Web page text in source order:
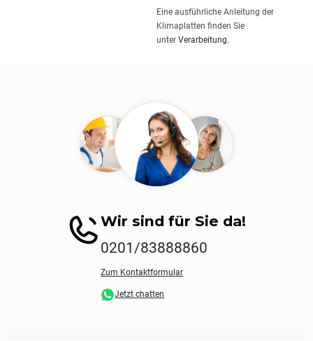
Eine ausführliche Anleitung der
Klimaplatten finden Sie
unter Verarbeitung.
Wir sind für Sie da!
0201/83888860
Zum Kontaktformular
Jetzt chatten